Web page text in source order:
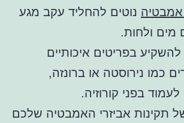
אמבטיה נוטים להחליד עקב מגע
ולחות.
בפריטים איכותיים
כמו נירוסטה או ברונזה,
בפני קורוזיה.
תקינות אביזרי האמבטיה שלכם